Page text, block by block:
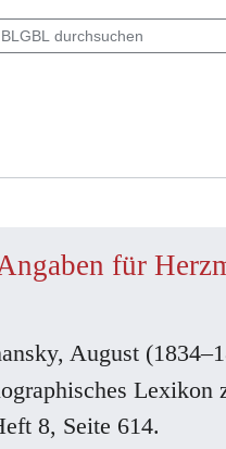
für
August
Lexikon
8, Seite 614.